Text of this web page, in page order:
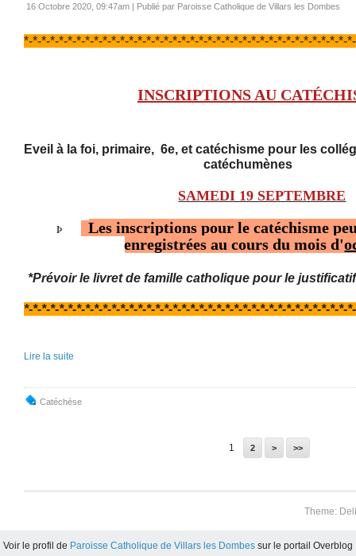
16 Octobre 2020, 09:47am | Publié par Paroisse Catholique de Villars les Dombes
*-*-*-*-*-*-*-*-*-*-*-*-*-*-*-*-*-*-*-*-*-*-*-*-*-*-*-*-*-*-*-*-*-*-*-*-*-
INSCRIPTIONS AU
Eveil à la foi, primaire, 6e, et catéchisme pour les
catéchumènes
SAMEDI 19 SEPTEMBRE
Þ Lesinscriptions pour le catéchisme
enregistrées au cours du mois d'
*Prévoir le livret de famille catholique pour le
*-*-*-*-*-*-*-*-*-*-*-*-*-*-*-*-*-*-*-*-*-*-*-*-*-*-*-*-*-*-*-*-*-*-*-*-*-
Lire la suite
Catéchèse
1 2 > >>
Theme:
Voir le profil de Paroisse Catholique de Villars les Dombes sur le portail Overblog